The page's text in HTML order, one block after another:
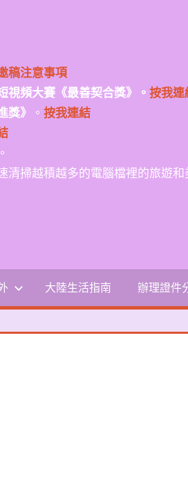
稿注意事項
視頻大賽《最善契合獎》。 按我連
獎》 。 按我連結
掃越積越多的電腦檔裡的旅遊
大陸生活指南 辦理證件